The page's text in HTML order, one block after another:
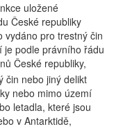
uložené
České republiky
vydáno pro trestný čin
je podle právního řádu
České republiky,
čin nebo jiný delikt
nebo mimo území
letadla, které jsou
v Antarktidě,